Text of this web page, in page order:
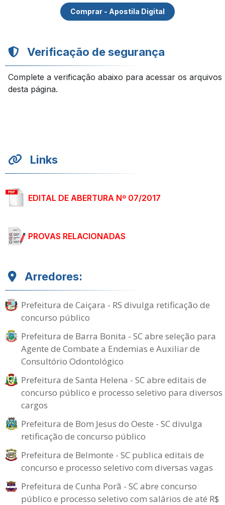
Comprar - Apostila Digital
Verificação de segurança
Complete a verificação abaixo para acessar os arquivos
desta página.
Links
EDITAL DE ABERTURA Nº 07/2017
PROVAS RELACIONADAS
Arredores:
Prefeitura de Caiçara - RS divulga retificação de
concurso público
Prefeitura de Barra Bonita - SC abre seleção para
Agente de Combate a Endemias e Auxiliar de
Consultório Odontológico
Prefeitura de Santa Helena - SC abre editais de
concurso público e processo seletivo para diversos
cargos
Prefeitura de Bom Jesus do Oeste - SC divulga
retificação de concurso público
Prefeitura de Belmonte - SC publica editais de
concurso e processo seletivo com diversas vagas
Prefeitura de Cunha Porã - SC abre concurso
público e processo seletivo com salários de até R$